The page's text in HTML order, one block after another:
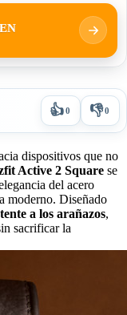
👍0 👎0
dispositivos que no
Active 2 Square se
del acero
moderno. Diseñado
a los arañazos,
sacrificar la